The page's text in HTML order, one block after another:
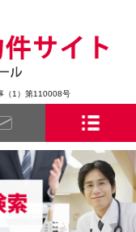
（1）第110008号